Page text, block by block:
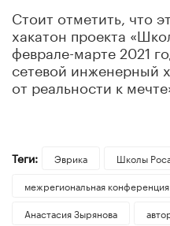
Стоит отметить, что
хакатон проекта
феврале-марте 2021
сетевой инженерный
от реальности к
Теги: Эврика
Школы
межрегиональная конференция
​Анастасия Зырянова